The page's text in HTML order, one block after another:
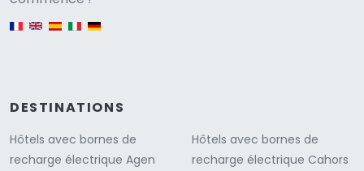
DESTINATIONS
Hôtels avec bornes de
recharge électrique Agen
Hôtels avec bornes de
recharge électrique Cahors